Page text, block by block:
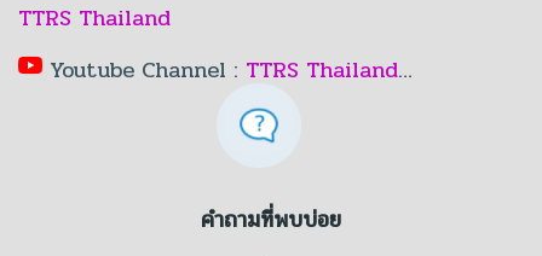
TTRS Thailand
Youtube Channel : TTRS Thailand…
คำถามที่พบบ่อย